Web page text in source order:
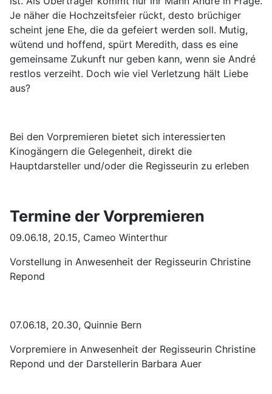
Je näher die Hochzeitsfeier rückt, desto brüchiger
scheint jene Ehe, die da gefeiert werden soll. Mutig,
wütend und hoffend, spürt Meredith, dass es eine
gemeinsame Zukunft nur geben kann, wenn sie André
restlos verzeiht. Doch wie viel Verletzung hält Liebe
aus?
Bei den Vorpremieren bietet sich interessierten
Kinogängern die Gelegenheit, direkt die
Hauptdarsteller und/oder die Regisseurin zu erleben
Termine der Vorpremieren
09.06.18, 20.15, Cameo Winterthur
Vorstellung in Anwesenheit der Regisseurin Christine
Repond
07.06.18, 20.30, Quinnie Bern
Vorpremiere in Anwesenheit der Regisseurin Christine
Repond und der Darstellerin Barbara Auer